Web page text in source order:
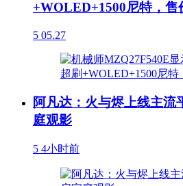
+WOLED+1500尼特，售
5 05.27
阿凡达：火与烬上线主流
庭观影
5 4小时前